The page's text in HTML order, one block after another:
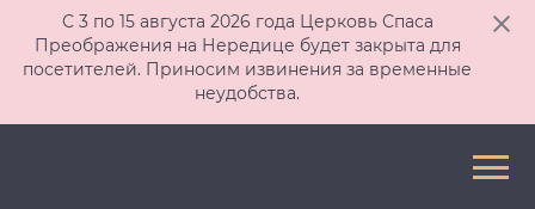
С 3 по 15 августа 2026 года Церковь Спаса
Преображения на Нередице будет закрыта для
посетителей. Приносим извинения за временные
неудобства.